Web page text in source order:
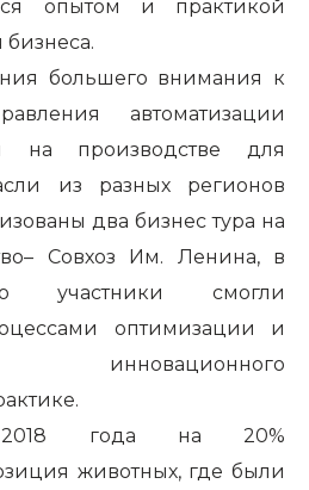
опытом и практикой
большего внимания к
автоматизации
на производстве для
из разных регионов
два бизнес тура на
– Совхоз Им. Ленина, в
участники смогли
оптимизации и
инновационного
года на
20%
животных, где были